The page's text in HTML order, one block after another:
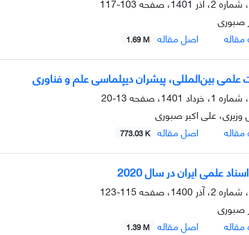
صبوری
اصل مقاله 1.69 M
علمی بین‌المللی، پیشران دیپلماسی علم و فناوری
13-20
وزیری، علی اکبر صبوری
اصل مقاله 773.03 K
علمی ایران در سال 2020
115-123
صبوری
اصل مقاله 1.39 M